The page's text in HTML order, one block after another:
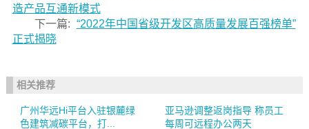
造产品互通新模式
下一篇: “2022年中国省级开发区高质量发展百强榜单”
正式揭晓
相关推荐
广州华远Hi平台入驻银麓绿
色建筑减碳平台，打...
亚马逊调整返岗指导 称员工
每周可远程办公两天